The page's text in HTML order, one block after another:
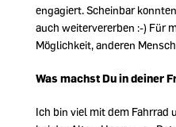
engagiert. Scheinbar
auch weitervererben :-) Für
Möglichkeit, anderen
Was machst Du in deiner
Ich bin viel mit dem